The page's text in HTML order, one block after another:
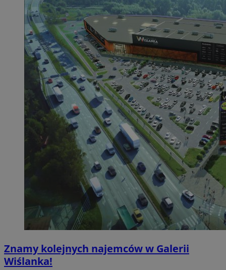
Znamy kolejnych najemców w Galerii
Wiślanka!